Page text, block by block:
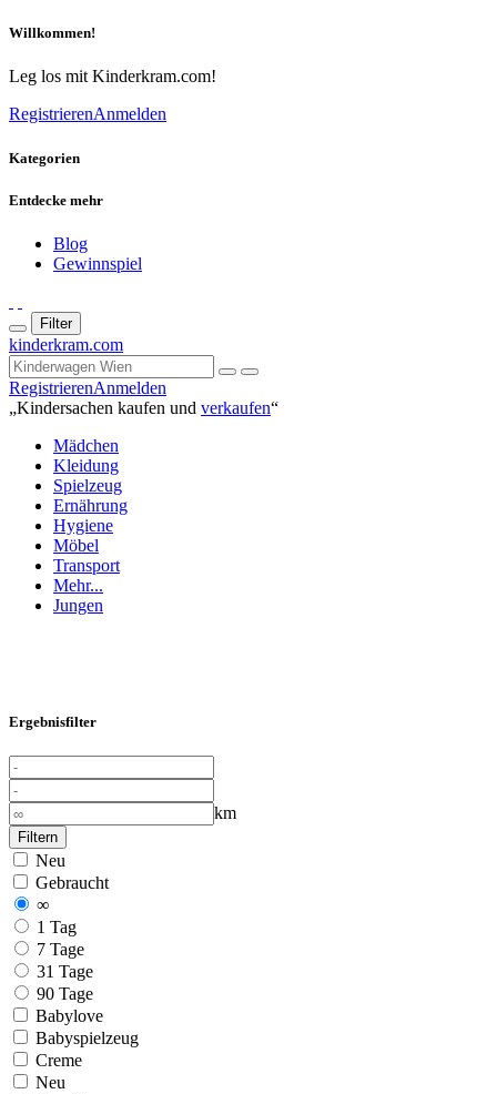
Willkommen!
Leg los mit Kinderkram.com!
RegistrierenAnmelden
Kategorien
Entdecke mehr
Blog
Gewinnspiel
Filter
kinderkram.com
RegistrierenAnmelden
„Kindersachen kaufen und verkaufen“
Mädchen
Kleidung
Spielzeug
Ernährung
Hygiene
Möbel
Transport
Mehr...
Jungen
Ergebnisfilter
km
Filtern
Neu
Gebraucht
∞
1 Tag
7 Tage
31 Tage
90 Tage
Babylove
Babyspielzeug
Creme
Neu